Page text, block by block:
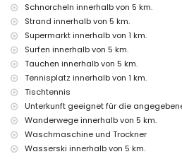
Sehenswürdigkeiten und Kultur in
Museum (Histórico de Jávea, Jávea),
Jávea), Denkmal (Pueblo de Jávea,
Gebäude (Histórico de Jávea, Jávea),
Jávea und Jávea) (innerhalb von 5
Ruine (Molinos de Viento und Jávea)
Burg (Portal de la Vila und Denia)
Unterkunft)
Sport
Schnorcheln innerhalb von 5 km.
Strand innerhalb von 5 km.
Supermarkt innerhalb von 1 km.
Surfen innerhalb von 5 km.
Tauchen innerhalb von 5 km.
Tennisplatz innerhalb von 1 km.
Tischtennis
Unterkunft geeignet für die
Wanderwege innerhalb von 5 km.
Waschmaschine und Trockner
Wasserski innerhalb von 5 km.